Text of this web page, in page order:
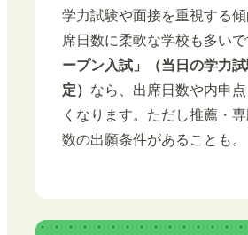
学力試験や面接を重視する
席日数に柔軟な学校も多い
ープン入試」（当日の学力
定） なら、出席日数や内申点
くなります。ただし推薦・
数の出願条件があることも。